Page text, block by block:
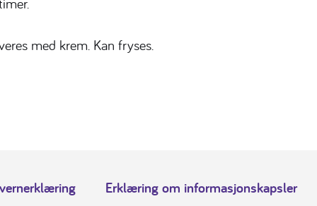
med krem. Kan fryses.
Erklæring om informasjonskapsler